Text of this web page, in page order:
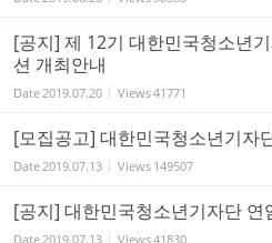
[공지] 제 12기 대한민국청소년
션 개최안내
Date2019.07.20 Views41771
[모집공고] 대한민국청소년기자
Date2019.07.13 Views 149507
[공지] 대한민국청소년기자단
Date2019.07.13 Views41830